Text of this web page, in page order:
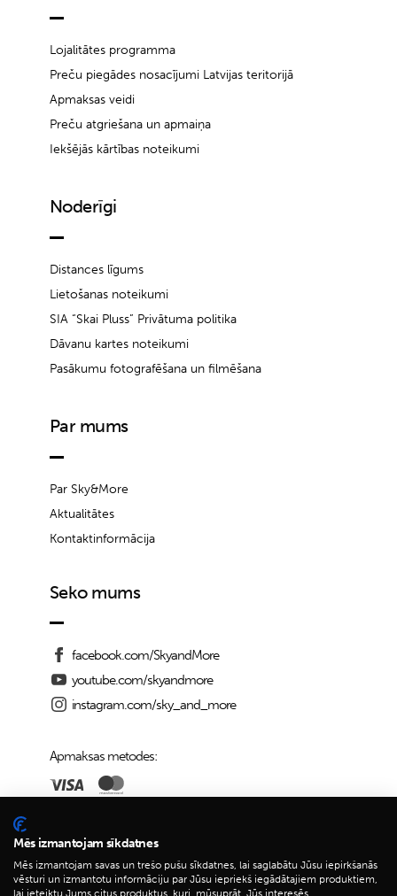
Lojalitātes programma
Preču piegādes nosacījumi Latvijas teritorijā
Apmaksas veidi
Preču atgriešana un apmaiņa
Iekšējās kārtības noteikumi
Noderīgi
Distances līgums
Lietošanas noteikumi
SIA “Skai Pluss” Privātuma politika
Dāvanu kartes noteikumi
Pasākumu fotografēšana un filmēšana
Par mums
Par Sky&More
Aktualitātes
Kontaktinformācija
Seko mums
facebook.com/SkyandMore
youtube.com/skyandmore
instagram.com/sky_and_more
Apmaksas metodes:
Piegādes iespējas:
Mēs izmantojam sīkdatnes
Mēs izmantojam savas un trešo pušu sīkdatnes, lai saglabātu Jūsu iepirkšanās
vēsturi un izmantotu informāciju par Jūsu iepriekš iegādātajiem produktiem,
lai ieteiktu Jums citus produktus, kuri, mūsuprāt, Jūs interesēs.